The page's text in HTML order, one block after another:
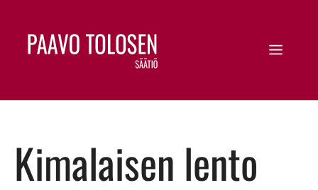
Kimalaisen lento